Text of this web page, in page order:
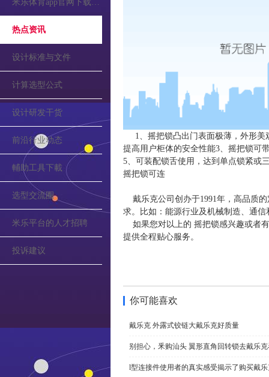
米乐体育app官网下载的公告
热点资讯
设计标准与文件
计算选型公式
设计研发干货
前沿行业动态
輔助工具下載
选型交流圈
米乐平台的人才招聘
投诉建议
1、摇把锁凸出门表面极薄，外形
提高用户柜体的安全性能3、摇把锁可
5、可装配锁舌使用，达到单点锁紧或
摇把锁可连
戴乐克公司创办于1991年，高品质
求。比如：能源行业及机械制造、通
如果您对以上的 摇把锁感兴趣或者
提供全程贴心服务。
你可能喜欢
戴乐克 外露式铰链大戴乐克好质量
别担心，釆购汕头 翼形直角回转锁去戴乐
l型连接件使用者的真实感受揭示了购买戴